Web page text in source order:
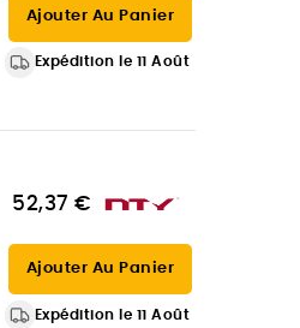
Ajouter Au Panier
Expédition le 11 Août
52,37 €
Ajouter Au Panier
Expédition le 11 Août